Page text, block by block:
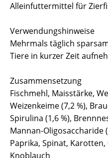
Alleinfuttermittel für
Verwendungshinweise
Mehrmals täglich
Tiere in kurzer Zeit
Zusammensetzung
Fischmehl, Maisstärke,
Weizenkeime (7,2 %),
Spirulina (1,6 %),
Mannan-Oligosaccharide
Paprika, Spinat,
Knoblauch